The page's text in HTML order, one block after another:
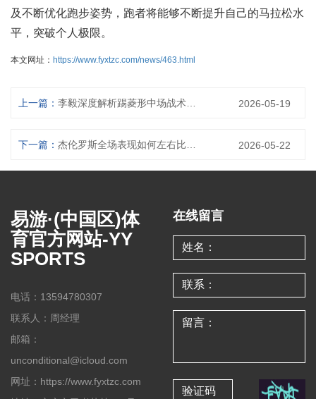
及不断优化跑步姿势，跑者将能够不断提升自己的马拉松水
平，突破个人极限。
本文网址： https://www.fyxtzc.com/news/463.html
上一篇： 2026-05-19
下一篇： 2026-05-22
易游·(中国区)体
育官方网站-YY
SPORTS
电话：13594780307
联系人：周经理
邮箱：
unconditional@icloud.com
网址：https://www.fyxtzc.com
在线留言